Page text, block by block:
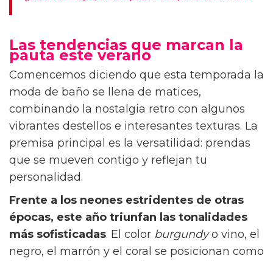
Las tendencias que marcan la
pauta este verano
Comencemos diciendo que esta temporada la
moda de baño se llena de matices,
combinando la nostalgia retro con algunos
vibrantes destellos e interesantes texturas. La
premisa principal es la versatilidad: prendas
que se mueven contigo y reflejan tu
personalidad.
Frente a los neones estridentes de otras
épocas, este año triunfan las tonalidades
más sofisticadas. El color burgundyo vino, el
negro, el marrón y el coral se posicionan como